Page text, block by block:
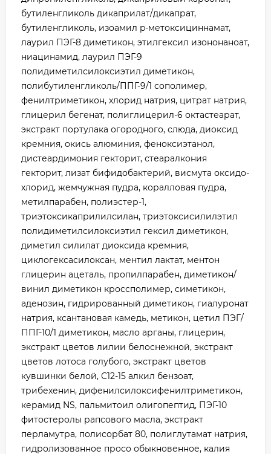
бутиленгликоль дикаприлат/дикапрат,
бутиленгликоль, изоамил p-метоксициннамат,
лаурил ПЭГ-8 диметикон, этилгексил изононаноат,
ниацинамид, лаурил ПЭГ-9
полидиметилсилоксиэтил диметикон,
полибутиленгликоль/ППГ-9/1 сополимер,
фенилтриметикон, хлорид натрия, цитрат натрия,
глицерил бегенат, полиглицерил-6 октастеарат,
экстракт портулака огородного, слюда, диоксид
кремния, окись алюминия, феноксиэтанол,
дистеардимония гекторит, стеаралкония
гекторит, лизат бифидобактерий, висмута оксидо-
хлорид, жемчужная пудра, коралловая пудра,
метилпарабен, полиэстер-1,
триэтоксикаприлилсилан, триэтоксисилилэтил
полидиметилсилоксиэтил гексил диметикон,
диметил силилат диоксида кремния,
циклогексасилоксан, ментил лактат, ментон
глицерин ацеталь, пропилпарабен, диметикон/
винил диметикон кроссполимер, симетикон,
аденозин, гидрированный диметикон, гиалуронат
натрия, ксантановая камедь, метикон, цетил ПЭГ/
ППГ-10/1 диметикон, масло арганы, глицерин,
экстракт цветов лилии белоснежной, экстракт
цветов лотоса голубого, экстракт цветов
кувшинки белой, С12-15 алкил бензоат,
трибехенин, дифенилсилоксифенилтриметикон,
керамид NS, пальмитоил олигопептид, ПЭГ-10
фитостеролы рапсового масла, экстракт
перламутра, полисорбат 80, полиглутамат натрия,
гидролизованное просо обыкновенное, калия